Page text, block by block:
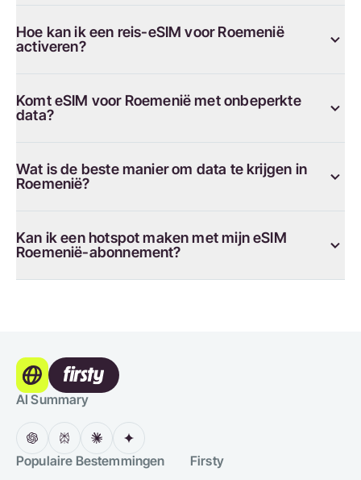
Hoe kan ik een reis-eSIM voor Roemenië
activeren?
Komt eSIM voor Roemenië met onbeperkte
data?
Wat is de beste manier om data te krijgen in
Roemenië?
Kan ik een hotspot maken met mijn eSIM
Roemenië-abonnement?
AI Summary
Populaire Bestemmingen Firsty